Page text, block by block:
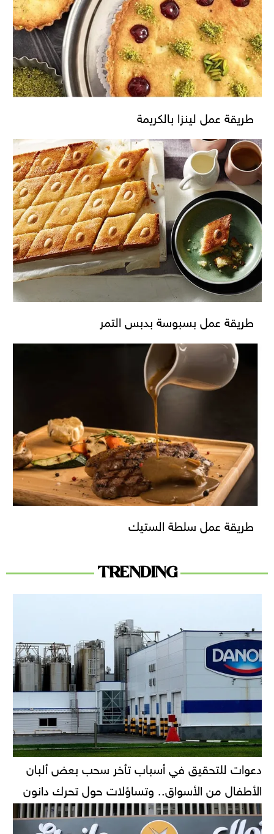
طريقة عمل لينزا بالكريمة
طريقة عمل بسبوسة بدبس التمر
طريقة عمل سلطة الستيك
TRENDING
دعوات للتحقيق في أسباب تأخر سحب بعض ألبان
الأطفال من الأسواق.. وتساؤلات حول تحرك دانون